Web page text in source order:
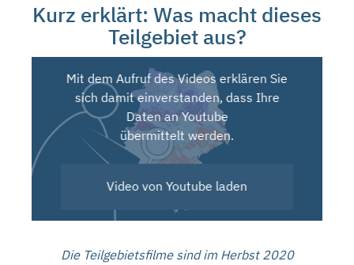
Kurz erklärt: Was macht dieses
Teilgebiet aus?
Mit dem Aufruf des Videos erklären Sie
sich damit einverstanden, dass Ihre
Daten an Youtube
übermittelt werden.
Video von Youtube laden
Die Teilgebietsfilme sind im Herbst 2020